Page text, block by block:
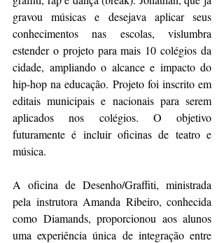
gravou músicas e desejava aplicar seus
conhecimentos nas escolas, vislumbra
estender o projeto para mais 10 colégios da
cidade, ampliando o alcance e impacto do
hip-hop na educação. Projeto foi inscrito em
editais municipais e nacionais para serem
aplicados nos colégios. O objetivo
futuramente é incluir oficinas de teatro e
música.
A oficina de Desenho/Graffiti, ministrada
pela instrutora Amanda Ribeiro, conhecida
como Diamands, proporcionou aos alunos
uma experiência única de integração entre